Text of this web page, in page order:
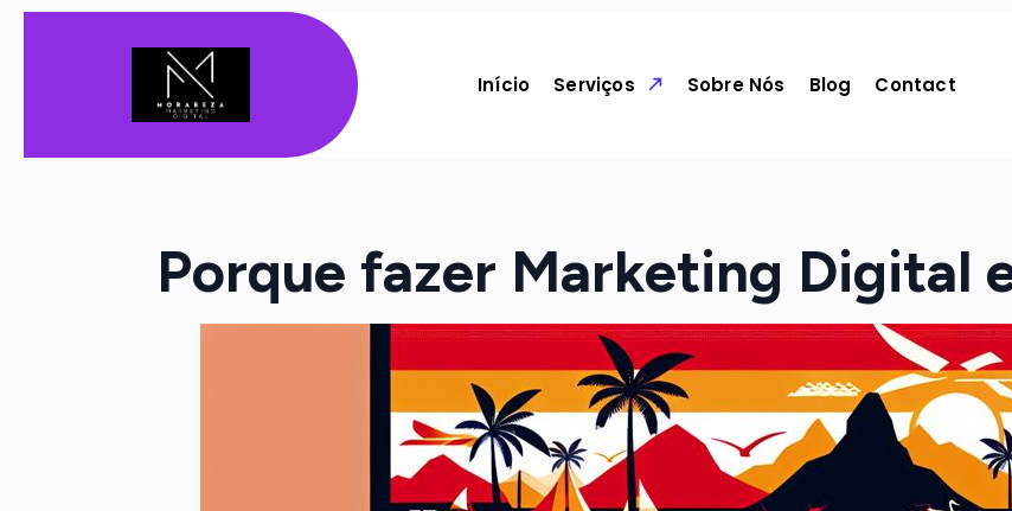
Início Serviços Sobre Nós Blog Contact
Porque fazer Marketing Digital